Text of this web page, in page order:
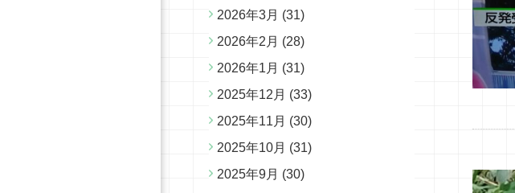
2026年3月 (31)
2026年2月 (28)
2026年1月 (31)
2025年12月 (33)
2025年11月 (30)
2025年10月 (31)
2025年9月 (30)